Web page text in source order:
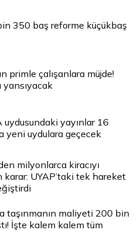
350 baş reforme küçükbaş
primle çalışanlara müjde!
uydusundaki yayınlar 16
yeni uydulara geçecek
milyonlarca kiracıyı
karar: UYAP’taki tek hareket
taşınmanın maliyeti 200 bin
İşte kalem kalem tüm